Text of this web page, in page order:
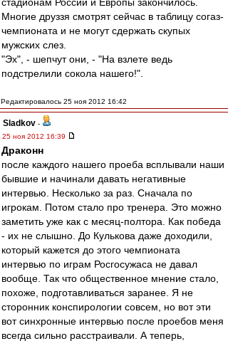
Многие друззя смотрят сейчас в таблицу согаз-
чемпионата и не могут сдержать скупых
мужских слез.
"Эх", - шепчут они, - "На взлете ведь
подстрелили сокола нашего!".
Редактировалось 25 ноя 2012 16:42
Sladkov -
25 ноя 2012 16:39
Драконн
после каждого нашего проеба всплывали наши
бывшие и начинали давать негативные
интервью. Несколько за раз. Сначала по
игрокам. Потом стало про тренера. Это можно
заметить уже как с месяц-полтора. Как победа
- их не слышно. До Кулькова даже доходили,
который кажется до этого чемпионата
интервью по играм Росгосужаса не давал
вообще. Так что общественное мнение стало,
похоже, подготавливаться заранее. Я не
сторонник конспирологии совсем, но вот эти
вот синхронные интервью после проебов меня
всегда сильно расстраивали. А теперь,